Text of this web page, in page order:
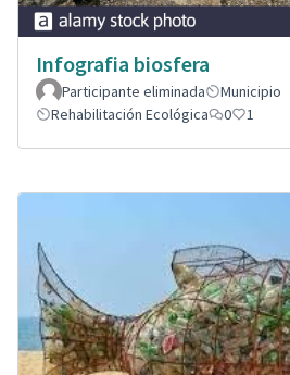
Infografia biosfera
Participante eliminada
Municipio
Rehabilitación Ecológica
0 1